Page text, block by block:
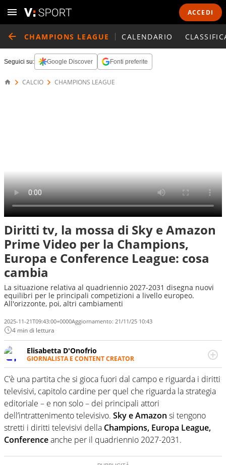
ACCEDI
CHAMPIONS LEAGUE CALENDARIO
Seguici su: Google Discover Fonti preferite
CALCIO CHAMPIONS LEAGUE
Diritti tv, la mossa di Sky e Amazon
Prime Video per la Champions,
Europa e Conference League: cosa
cambia
La situazione relativa al quadriennio 2027-2031 disegna nuovi
equilibri per le principali competizioni a livello europeo.
All'orizzonte, poi, altri cambiamenti
2025-11-21T09:43:00+0000Aggiornamento: 21/11/25 10:43
4 min di lettura
Elisabetta D'Onofrio
GIORNALISTA E CONTENT CREATOR
Giornalista professionista dal 2007, scrive per curiosità
personale e necessità: soprattutto di calcio, di sport e dei
suoi protagonisti, concedendosi innocenti evasioni
nell'ambito della creazione di format. Un tempo ala
destra, oggi si sente a suo agio nel ruolo di libero. Cura
una classifica riservata dei migliori 5 calciatori di sempre.
C’è una partita che si gioca fuori dal campo e riguarda i diritti
televisivi, capitolo cardine per quel che riguarda la strategia
editoriale – e non solo – dei principali attori
dell’intrattenimento televisivo. Sky e Amazon si tengono
stretti i diritti televisivi della Champions, Europa League,
Conferenceanche per il quadriennio 2027-2031.